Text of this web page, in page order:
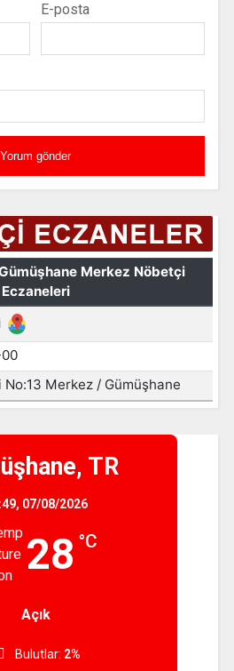
E-posta
TR
07/08/2026
28 °C
Açık
Bulutlar: 2%